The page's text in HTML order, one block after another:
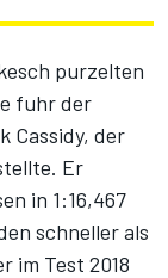
purzelten
fuhr der
Cassidy, der
Er
in 1:16,467
schneller als
im Test 2018